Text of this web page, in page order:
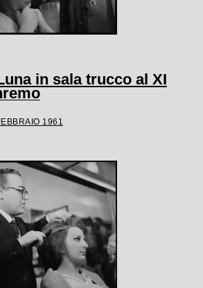
in sala trucco al XI
1961